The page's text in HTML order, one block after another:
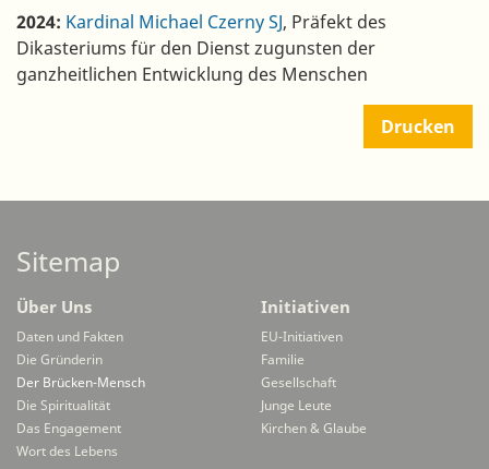
2024: Kardinal Michael Czerny SJ, Präfekt des
Dikasteriums für den Dienst zugunsten der
ganzheitlichen Entwicklung des Menschen
Drucken
Sitemap
Über Uns
Daten und Fakten
Die Gründerin
Der Brücken-Mensch
Die Spiritualität
Das Engagement
Wort des Lebens
Initiativen
EU-Initiativen
Familie
Gesellschaft
Junge Leute
Kirchen & Glaube